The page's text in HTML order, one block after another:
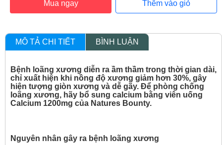
Mua ngay Thêm vào giỏ
MÔ TẢ CHI TIẾT BÌNH LUẬN
Bệnh loãng xương diễn ra ầm thầm trong thời gian dài,
chỉ xuất hiện khi nồng độ xương giảm hơn 30%, gây
hiện tượng giòn xương và dễ gãy. Để phòng chống
loãng xương, hãy bổ sung calcium bằng viên uống
Calcium 1200mg của Natures Bounty.
Nguyên nhân gây ra bệnh loãng xương